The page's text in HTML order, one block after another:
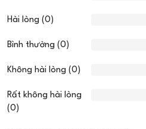
Hài lòng (0)
Bình thường (0)
Không hài lòng (0)
Rất không hài lòng
(0)